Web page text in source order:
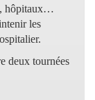
hôpitaux…
les
deux tournées